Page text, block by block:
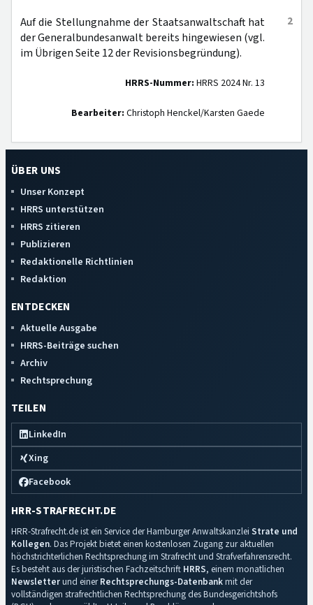
2
Auf die Stellungnahme der Staatsanwaltschaft hat
der Generalbundesanwalt bereits hingewiesen (vgl.
im Übrigen Seite 12 der Revisionsbegründung).
HRRS-Nummer: HRRS 2024 Nr. 13
Bearbeiter: Christoph Henckel/Karsten Gaede
ÜBER UNS
Unser Konzept
HRRS unterstützen
HRRS zitieren
Publizieren
Redaktionelle Richtlinien
Redaktion
ENTDECKEN
Aktuelle Ausgabe
HRRS-Beiträge suchen
Archiv
Rechtsprechung
TEILEN
LinkedIn
Xing
Facebook
HRR-STRAFRECHT.DE
HRR-Strafrecht.de ist ein Service der Hamburger Anwaltskanzlei Strate und
Kollegen. Das Projekt bietet einen kostenlosen Zugang zur aktuellen
höchstrichterlichen Rechtsprechung im Strafrecht und Strafverfahrensrecht.
Es besteht aus der juristischen Fachzeitschrift HRRS, einem monatlichen
Newsletterund einerRechtsprechungs-Datenbankmit der
vollständigen strafrechtlichen Rechtsprechung des Bundesgerichtshofs